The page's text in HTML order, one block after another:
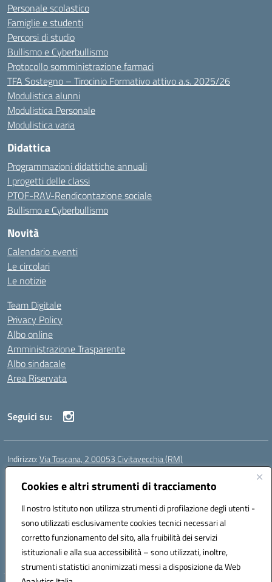
Cookies e altri strumenti di tracciamento
Il nostro Istituto non utilizza strumenti di profilazione degli utenti -
sono utilizzati esclusivamente cookies tecnici necessari al
corretto funzionamento del sito, alla fruibilità dei servizi
istituzionali e alla sua accessibilità – sono utilizzati, inoltre,
strumenti statistici anonimizzati messi a disposizione da Web
Personale scolastico
Famiglie e studenti
Percorsi di studio
Bullismo e Cyberbullismo
Protocollo somministrazione farmaci
TFA Sostegno – Tirocinio Formativo attivo a.s. 2025/26
Modulistica alunni
Modulistica Personale
Modulistica varia
Didattica
Programmazioni didattiche annuali
I progetti delle classi
PTOF-RAV-Rendicontazione sociale
Bullismo e Cyberbullismo
Novità
Calendario eventi
Le circolari
Le notizie
Team Digitale
Privacy Policy
Albo online
Amministrazione Trasparente
Albo sindacale
Area Riservata
Seguici su:
Indirizzo:Via Toscana, 2 00053 Civitavecchia (RM)
Centralino:
Posta elettronica certificata (PEC):rmic8b900g@pec.istruzione.it
Codice fiscale: 91038380589
Codice meccanografico:RMIC8B900G
Codice Indice delle Pubbliche Amministrazioni (IPA): istsc_rmic8b900g
Codice unico di fatturazione (CUF): UFP4NO